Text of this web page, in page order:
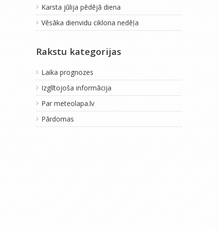
Karsta jūlija pēdējā diena
Vēsāka dienvidu ciklona nedēļa
Rakstu kategorijas
Laika prognozes
Izglītojoša informācija
Par meteolapa.lv
Pārdomas